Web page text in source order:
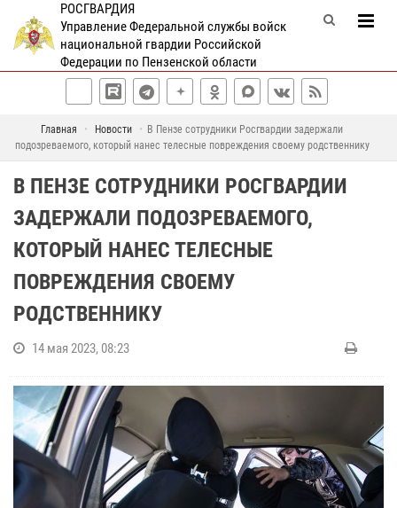
РОСГВАРДИЯ
Управление Федеральной службы войск
национальной гвардии Российской
Федерации по Пензенской области
Главная Новости
В Пензе сотрудники Росгвардии задержали
подозреваемого, который нанес телесные повреждения своему родственнику
В ПЕНЗЕ СОТРУДНИКИ РОСГВАРДИИ
ЗАДЕРЖАЛИ ПОДОЗРЕВАЕМОГО,
КОТОРЫЙ НАНЕС ТЕЛЕСНЫЕ
ПОВРЕЖДЕНИЯ СВОЕМУ
РОДСТВЕННИКУ
14 мая 2023, 08:23